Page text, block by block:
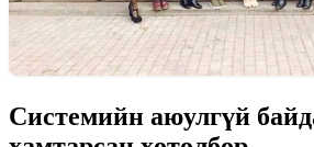
Системийн аюулгүй